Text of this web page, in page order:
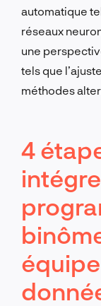
automatique
réseaux
une
tels que
méthodes
4